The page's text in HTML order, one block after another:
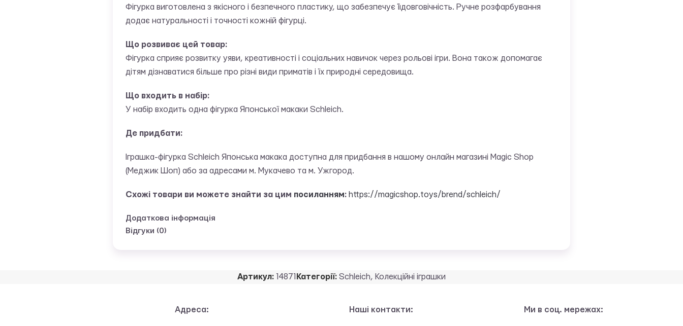
Фігурка виготовлена з якісного і безпечного пластику, що забезпечує її довговічність. Ручне розфарбування
додає натуральності і точності кожній фігурці.
Що розвиває цей товар:
Фігурка сприяє розвитку уяви, креативності і соціальних навичок через рольові ігри. Вона також допомагає
дітям дізнаватися більше про різні види приматів і їх природні середовища.
Що входить в набір:
У набір входить одна фігурка Японської макаки Schleich.
Де придбати:
Іграшка-фігурка Schleich Японська макака доступна для придбання в нашому онлайн магазині Magic Shop
(Меджик Шоп) або за адресами м. Мукачево та м. Ужгород.
Схожі товари ви можете знайти за цим посиланням: https://magicshop.toys/brend/schleich/
Додаткова інформація
Відгуки (0)
Артикул: 14871 Категорії: Schleich, Колекційні іграшки
Адреса: Наші контакти: Ми в соц. мережах: